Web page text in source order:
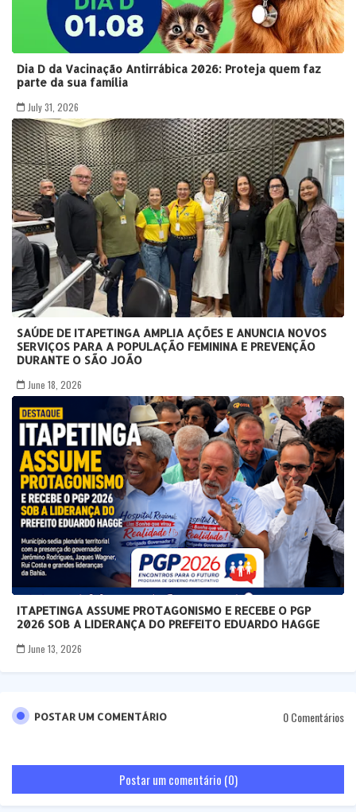
Dia D da Vacinação Antirrábica 2026: Proteja quem faz
parte da sua família
July 31, 2026
SAÚDE DE ITAPETINGA AMPLIA AÇÕES E ANUNCIA NOVOS
SERVIÇOS PARA A POPULAÇÃO FEMININA E PREVENÇÃO
DURANTE O SÃO JOÃO
June 18, 2026
ITAPETINGA ASSUME PROTAGONISMO E RECEBE O PGP
2026 SOB A LIDERANÇA DO PREFEITO EDUARDO HAGGE
June 13, 2026
POSTAR UM COMENTÁRIO 0 Comentários
Postar um comentário (0)